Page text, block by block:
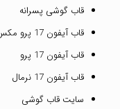
قاب گوشی پسرانه
قاب آیفون 17 پرو مکس
قاب آیفون 17 پرو
قاب آیفون 17 نرمال
سایت قاب گوشی